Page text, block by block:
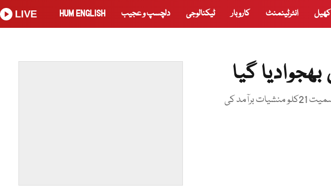
کھیل انٹرٹینمنٹ کاروبار ٹیکنالوجی دلچسپ و عجیب HUM ENGLISH
LIVE
اے این ایف کی طرف سے درج ایف آئی آر میں کہا گیاہے کہ رانا ثنااللہ کی گاڑی سے 15کلو ہیروئن سمیت 21کلو منشیات برآمد کی